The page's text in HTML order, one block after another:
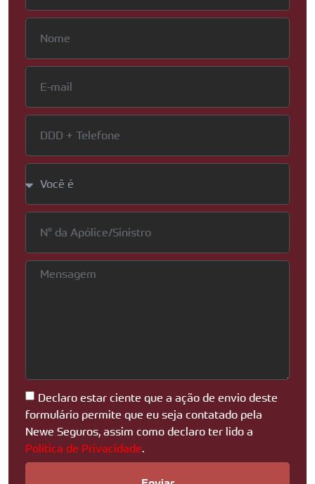
Declaro estar ciente que a ação de envio deste
formulário permite que eu seja contatado pela
Newe Seguros, assim como declaro ter lido a
Política de Privacidade.